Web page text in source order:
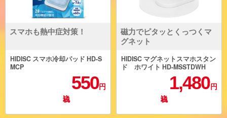
スマホも熱中症対策！
HIDISC スマホ冷却パッド HD-S
MCP
550円
磁力でピタッとくっつくマ
グネット
HIDISC マグネットスマホスタン
ド ホワイト HD-MSSTDWH
1,480 円